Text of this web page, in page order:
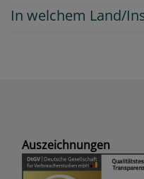
In welchem Land/
Auszeichnungen